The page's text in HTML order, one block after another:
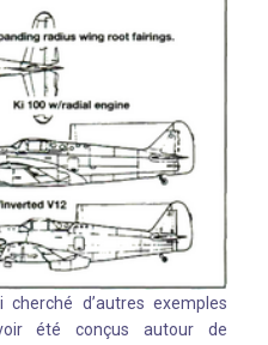
cherché d’autres exemples
été conçus autour de